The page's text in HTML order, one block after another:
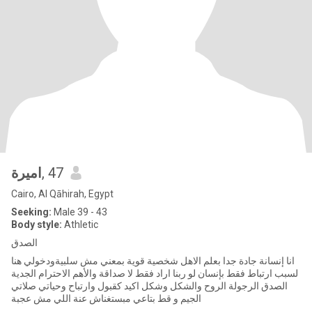
اميرة , 47
Cairo, Al Qāhirah, Egypt
Seeking: Male 39 - 43
Body style: Athletic
الصدق
انا إنسانة جادة جدا بعلم الاهل شخصية قوية بمعني مش سلبيةودخولي هنا
لسبب ارتباط فقط بإنسان لو ربنا اراد فقط لا صداقة والأهم الاحترام الجدية
الصدق الرجولة الروح والشكل وشكل اكيد كقبول وارتباح وحياتي صلاتي
الجيم و قط بتاعي مبستغناش عنة اللي مش عجبة